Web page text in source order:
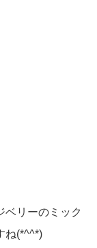
ベリーのミック
ね(*^^*)